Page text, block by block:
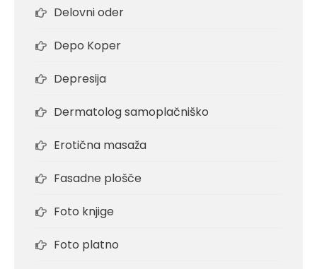
Delovni oder
Depo Koper
Depresija
Dermatolog samoplačniško
Erotična masaža
Fasadne plošče
Foto knjige
Foto platno